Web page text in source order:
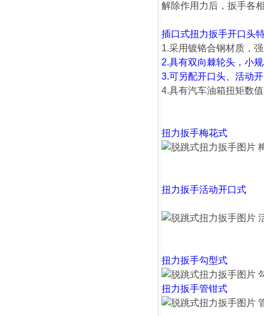
解除作用力后，扳手各
插口式扭力扳手开口头
1.采用镀铬合钢材质，
2.具有双向棘轮头，小
3.可另配开口头、活动
4.具有汽车油箱扭矩数
扭力扳手梅花式
扭力扳手活动开口式
扭力扳手勾型式
扭力扳手管钳式